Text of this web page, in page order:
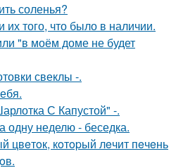
соленья?
того, что было в наличии.
"в моём доме не будет
свеклы -.
С Капустой" -.
одну неделю - беседка.
цвeтoк, кoтopый лeчит пeчeнь